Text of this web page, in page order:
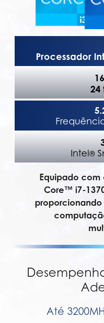
Processador
24
Intel®
Equipado com
Core™ i7-
Até